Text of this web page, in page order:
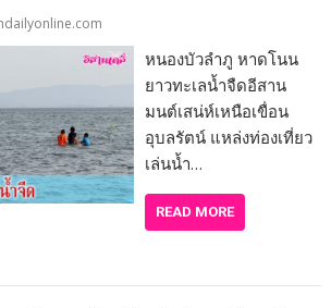
หนองบัวลำภู หาดโนน
ยาวทะเลน้ำจืดอีสาน
มนต์เสน่ห์เหนือเขื่อน
อุบลรัตน์ แหล่งท่องเที่ยว
เล่นน้ำ…
READ MORE